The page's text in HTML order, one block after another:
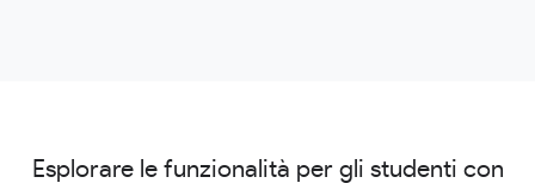
Esplorare le funzionalità per gli studenti con